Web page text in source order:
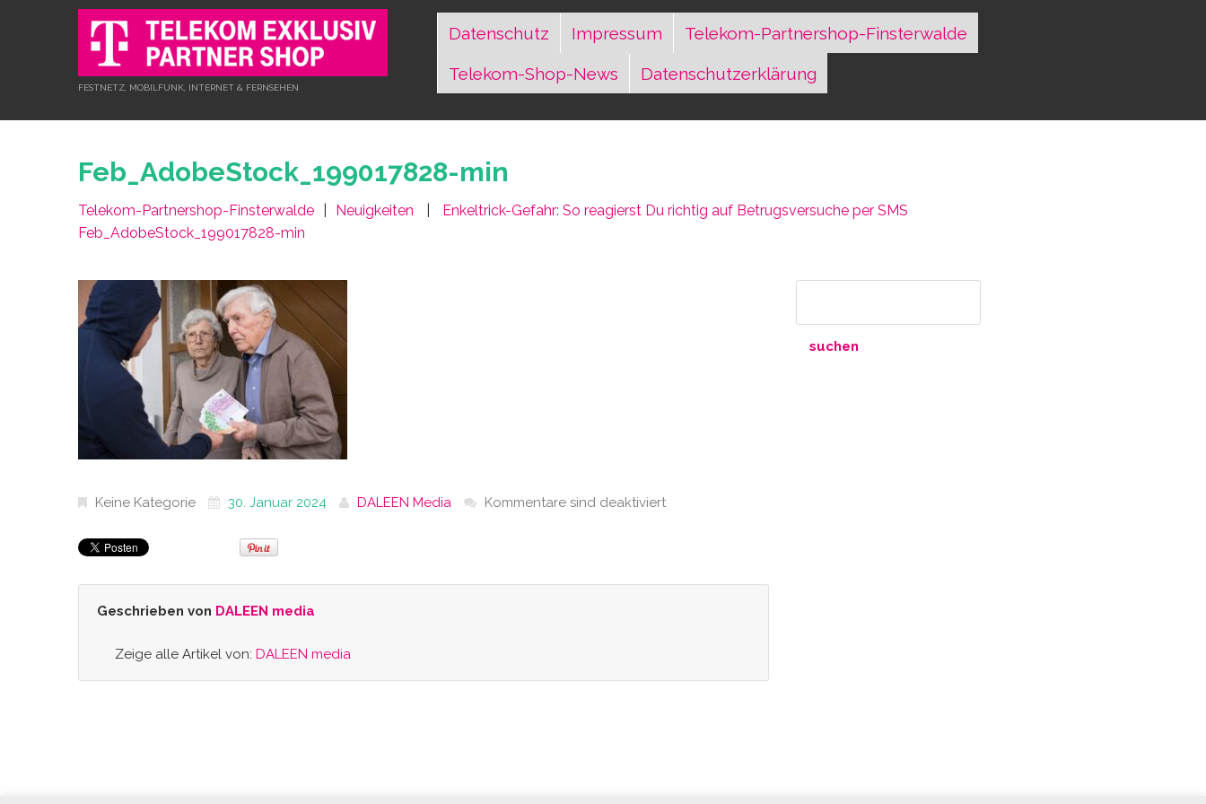
FESTNETZ, MOBILFUNK, INTERNET & FERNSEHEN
Datenschutz Impressum Telekom-Partnershop-Finsterwalde
Telekom-Shop-News Datenschutzerklärung
Feb_AdobeStock_199017828-min
Telekom-Partnershop-Finsterwalde Neuigkeiten
Enkeltrick-Gefahr: So reagierst Du richtig auf Betrugsversuche per SMS
Feb_AdobeStock_199017828-min
Keine Kategorie 30. Januar 2024 DALEEN Media Kommentare sind deaktiviert
Geschrieben von DALEEN media
Zeige alle Artikel von: DALEEN media